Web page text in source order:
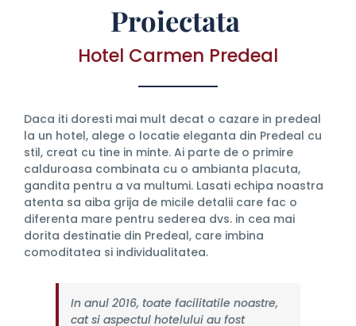
Proiectata
Hotel Carmen Predeal
Daca iti doresti mai mult decat o cazare in predeal
la un hotel, alege o locatie eleganta din Predeal cu
stil, creat cu tine in minte. Ai parte de o primire
calduroasa combinata cu o ambianta placuta,
gandita pentru a va multumi. Lasati echipa noastra
atenta sa aiba grija de micile detalii care fac o
diferenta mare pentru sederea dvs. in cea mai
dorita destinatie din Predeal, care imbina
comoditatea si individualitatea.
In anul 2016, toate facilitatile noastre,
cat si aspectul hotelului au fost